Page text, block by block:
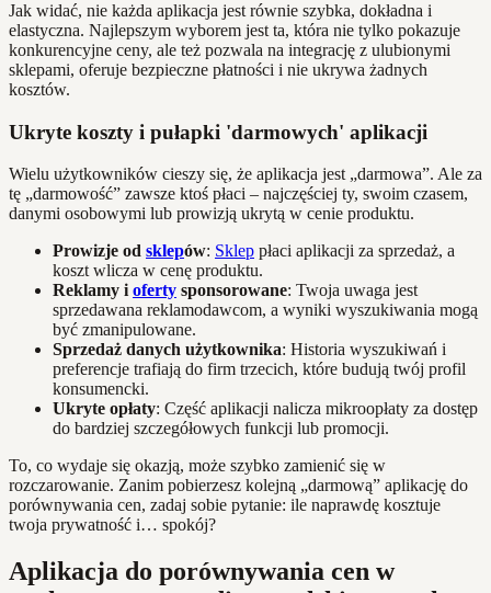
Jak widać, nie każda aplikacja jest równie szybka, dokładna i
elastyczna. Najlepszym wyborem jest ta, która nie tylko pokazuje
konkurencyjne ceny, ale też pozwala na integrację z ulubionymi
sklepami, oferuje bezpieczne płatności i nie ukrywa żadnych
kosztów.
Ukryte koszty i pułapki 'darmowych' aplikacji
Wielu użytkowników cieszy się, że aplikacja jest „darmowa”. Ale za
tę „darmowość” zawsze ktoś płaci – najczęściej ty, swoim czasem,
danymi osobowymi lub prowizją ukrytą w cenie produktu.
Prowizje od sklepów: Sklep płaci aplikacji za sprzedaż, a
koszt wlicza w cenę produktu.
Reklamy ioferty sponsorowane: Twoja uwaga jest
sprzedawana reklamodawcom, a wyniki wyszukiwania mogą
być zmanipulowane.
Sprzedaż danych użytkownika: Historia wyszukiwań i
preferencje trafiają do firm trzecich, które budują twój profil
konsumencki.
Ukryte opłaty: Część aplikacji nalicza mikroopłaty za dostęp
do bardziej szczegółowych funkcji lub promocji.
To, co wydaje się okazją, może szybko zamienić się w
rozczarowanie. Zanim pobierzesz kolejną „darmową” aplikację do
porównywania cen, zadaj sobie pytanie: ile naprawdę kosztuje
twoja prywatność i… spokój?
Aplikacja do porównywania cen w